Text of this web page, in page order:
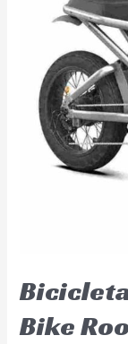
Bike